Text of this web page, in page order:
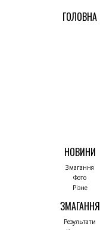
ГОЛОВНА
НОВИНИ
Змагання
Фото
Різне
ЗМАГАННЯ
Результати